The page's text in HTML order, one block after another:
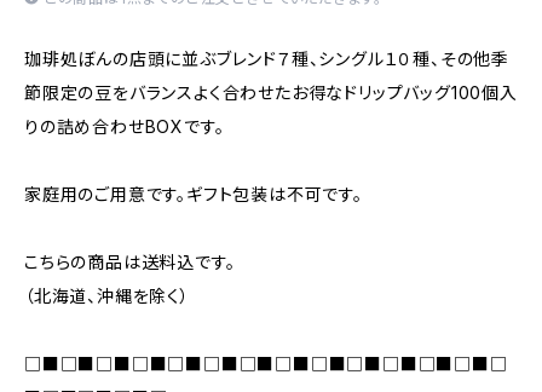
珈琲処ぼんの店頭に並ぶブレンド７種、シングル１０種、その他季
節限定の豆をバランスよく合わせたお得なドリップバッグ100個入
りの詰め合わせBOXです。
家庭用のご用意です。ギフト包装は不可です。
こちらの商品は送料込です。
（北海道、沖縄を除く）
□■□■□■□■□■□■□■□■□■□■□■□■□■□